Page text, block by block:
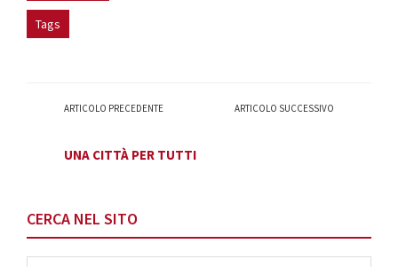
Tags
ARTICOLO PRECEDENTE
UNA CITTÀ PER TUTTI
ARTICOLO SUCCESSIVO
Primary
Sidebar
CERCA NEL SITO